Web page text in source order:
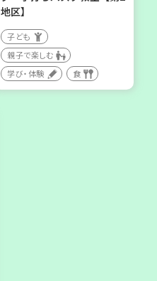
三木市
子育てひろば「うっきっき
ー!」
子ども
地区】
子ども
親子で楽しむ
学び・体験
食